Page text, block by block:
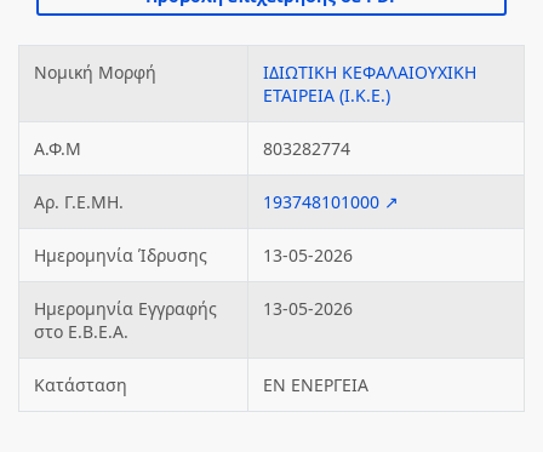
Νομική Μορφή
ΙΔΙΩΤΙΚΗ ΚΕΦΑΛΑΙΟΥΧΙΚΗ
ΕΤΑΙΡΕΙΑ (Ι.Κ.Ε.)
Α.Φ.Μ 803282774
Αρ. Γ.Ε.ΜΗ. 193748101000 ↗
Ημερομηνία Ίδρυσης 13-05-2026
Ημερομηνία Εγγραφής
στο Ε.Β.Ε.Α.
13-05-2026
Κατάσταση ΕΝ ΕΝΕΡΓΕΙΑ